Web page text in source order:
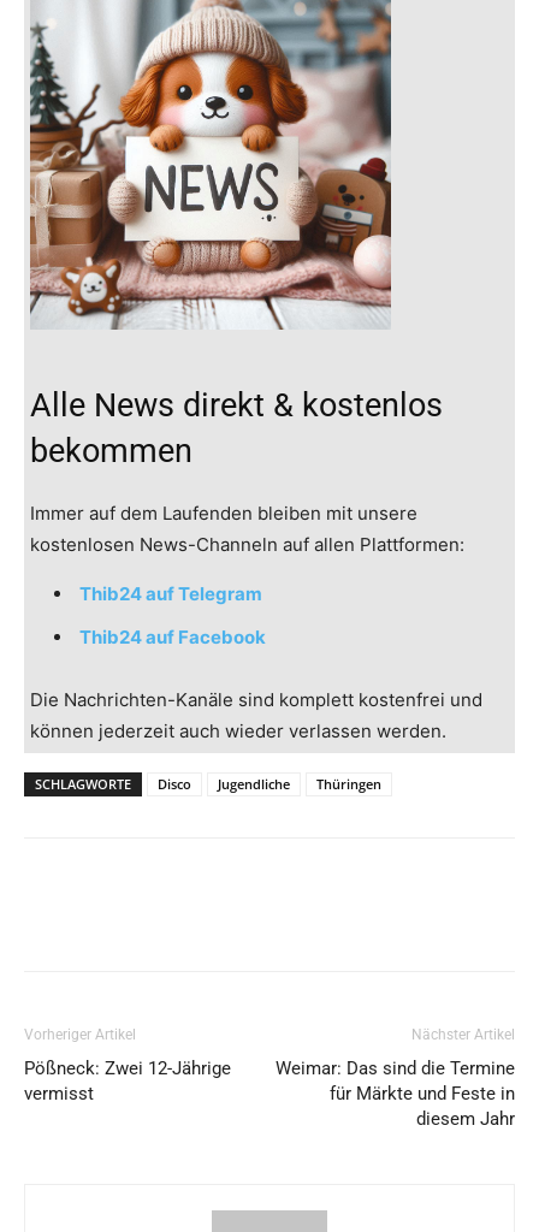
Alle News direkt & kostenlos
bekommen
Immer auf dem Laufenden bleiben mit unsere
kostenlosen News-Channeln auf allen Plattformen:
Thib24 auf Telegram
Thib24 auf Facebook
Die Nachrichten-Kanäle sind komplett kostenfrei und
können jederzeit auch wieder verlassen werden.
SCHLAGWORTE Disco Jugendliche Thüringen
Vorheriger Artikel
Pößneck: Zwei 12-Jährige
vermisst
Nächster Artikel
Weimar: Das sind die Termine
für Märkte und Feste in
diesem Jahr